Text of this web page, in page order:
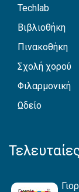
Techlab
Βιβλιοθήκη
Πινακοθήκη
Σχολή χορού
Φιλαρμονική
Ωδείο